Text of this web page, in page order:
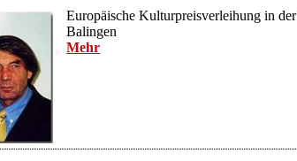
Europäische Kulturpreisverleihung in
Balingen
Mehr